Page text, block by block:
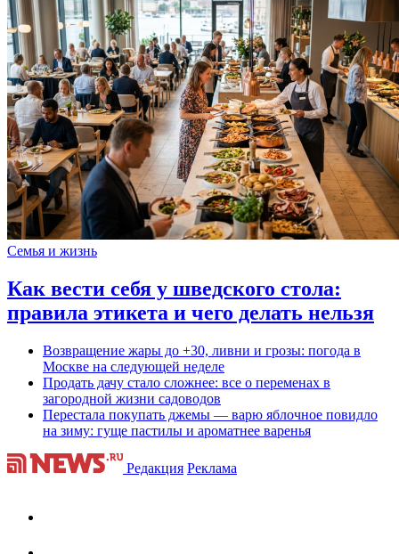
Семья и жизнь
Как вести себя у шведского стола:
правила этикета и чего делать нельзя
Возвращение жары до +30, ливни и грозы: погода в
Москве на следующей неделе
Продать дачу стало сложнее: все о переменах в
загородной жизни садоводов
Перестала покупать джемы — варю яблочное повидло
на зиму: гуще пастилы и ароматнее варенья
Редакция Реклама